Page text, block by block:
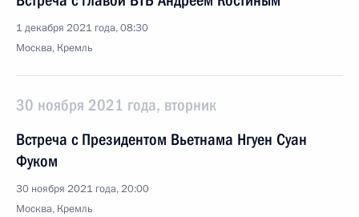
1 декабря 2021 года, 08:30
Москва, Кремль
30 ноября 2021 года, вторник
Встреча с Президентом Вьетнама Нгуен Суан
Фуком
30 ноября 2021 года, 20:00
Москва, Кремль